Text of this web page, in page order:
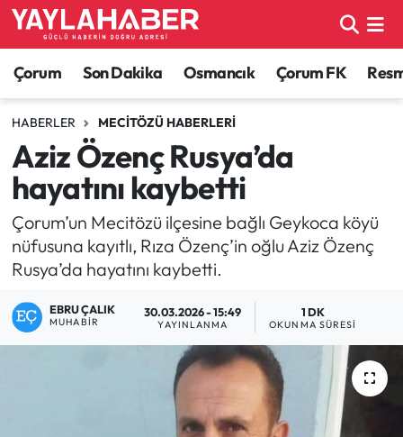
Çorum Son Dakika Osmancık Çorum FK
HABERLER MECITÖZÜ HABERLERI
Aziz Özenç Rusya’da
hayatını kaybetti
Çorum’un Mecitözü ilçesine bağlı Geykoca köyü
nüfusuna kayıtlı, Rıza Özenç’in oğlu Aziz Özenç
Rusya’da hayatını kaybetti.
EBRU ÇALIK
MUHABIR
30.03.2026 - 15:49
YAYINLANMA
1 DK
OKUNMA SÜRESI
Alaca Haberleri
Bayat Haberleri
Bilgi - Keşfet Haberleri
Bilim ve Teknoloji
Boğazkale Haberleri
Çorum Son Dakika Haberleri
Dodurga Haberleri
Çorum Nöbetçi Eczaneler
Çorum Hava Durumu
Çorum Namaz Vakitleri
Çorum Trafik Yoğunluk Haritası
TFF 1.Lig Puan Durumu ve Fikstür
Son Dakika Haberleri